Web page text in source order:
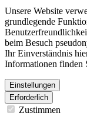
Unsere Website
grundlegende
beim Besuch
Ihr Einverständnis
Informationen finden
Einstellungen
Erforderlich
Zustimmen